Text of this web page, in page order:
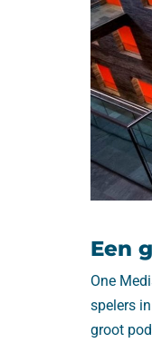
Een
One
spelers
groot